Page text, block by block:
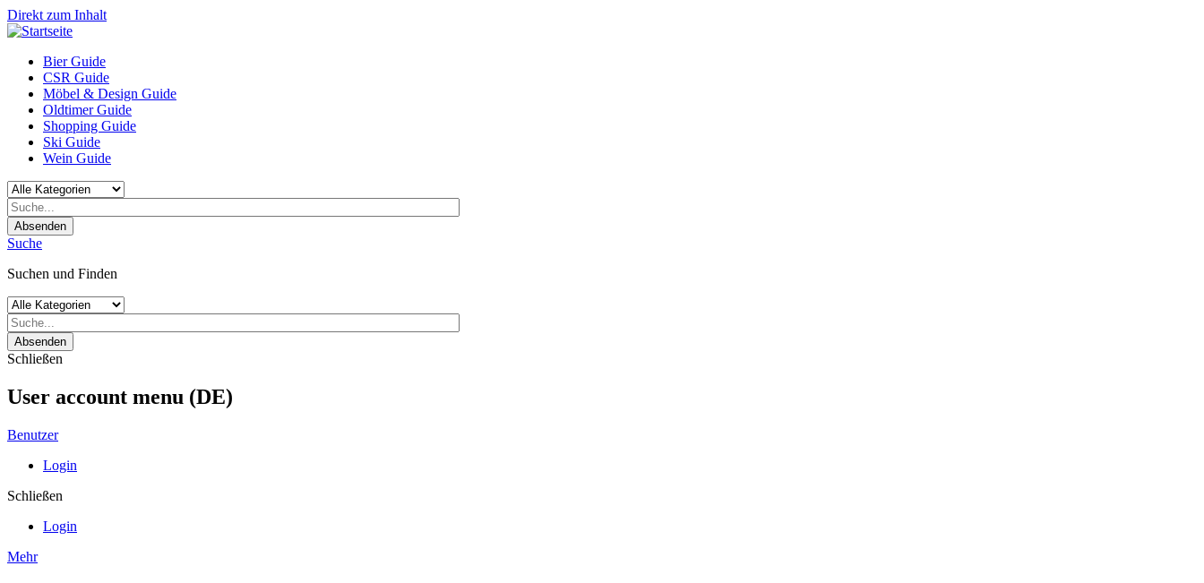
Direkt zum Inhalt
Bier Guide
CSR Guide
Möbel & Design Guide
Oldtimer Guide
Shopping Guide
Ski Guide
Wein Guide
Absenden
Suche
Suchen und Finden
Absenden
Schließen
User account menu (DE)
Benutzer
Login
Schließen
Login
Mehr